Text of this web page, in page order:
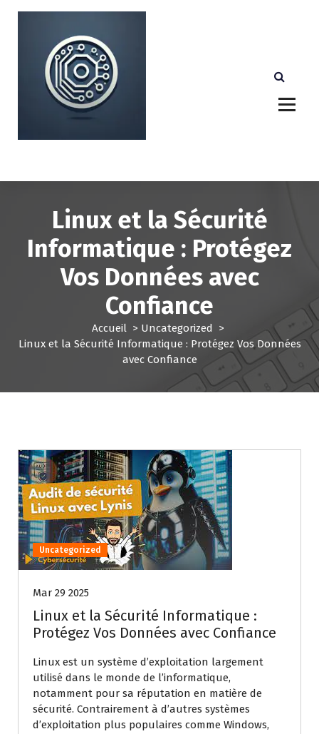
e
Linux et la Sécurité
Informatique : Protégez
Vos Données avec
Confiance
Accueil > Uncategorized >
Linux et la Sécurité Informatique : Protégez Vos Données
avec Confiance
Uncategorized
Mar 29 2025
Linux et la Sécurité Informatique :
Protégez Vos Données avec Confiance
Linux est un système d’exploitation largement
utilisé dans le monde de l’informatique,
notamment pour sa réputation en matière de
sécurité. Contrairement à d’autres systèmes
d’exploitation plus populaires comme Windows,